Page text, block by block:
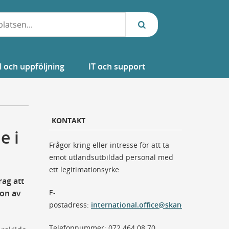
och uppföljning IT och support
i
att
av
KONTAKT
Frågor kring eller intresse för att ta
emot utlandsutbildad personal med
ett legitimationsyrke
E-
postadress: international.office@skane.se